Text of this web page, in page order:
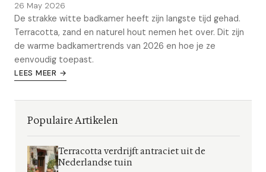
26 May 2026
De strakke witte badkamer heeft zijn langste tijd gehad.
Terracotta, zand en naturel hout nemen het over. Dit zijn
de warme badkamertrends van 2026 en hoe je ze
eenvoudig toepast.
LEES MEER →
Populaire Artikelen
Terracotta verdrijft antraciet uit de
Nederlandse tuin